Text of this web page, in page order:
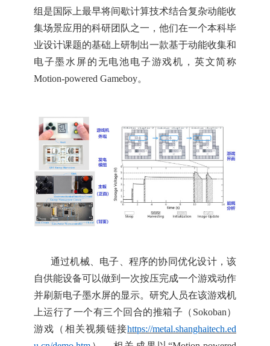
组是国际上最早将间歇计算技术结合复杂动能收
集场景应用的科研团队之一，他们在一个本科毕
业设计课题的基础上研制出一款基于动能收集和
电子墨水屏的无电池电子游戏机，英文简称
Motion-powered Gameboy。
通过机械、电子、程序的协同优化设计，该
自供能设备可以做到一次按压完成一个游戏动作
并刷新电子墨水屏的显示。研究人员在该游戏机
上运行了一个有三个回合的推箱子（ Sokoban）
游戏 （相关视频链接https://metal.shanghaitech.ed